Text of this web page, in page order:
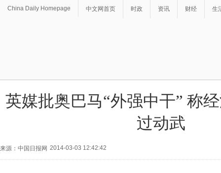
China Daily Homepage 中文网首页 时政 资讯 财经 生
英媒批奥巴马“外强中干” 称
过动武
来源：中国日报网 2014-03-03 12:42:42